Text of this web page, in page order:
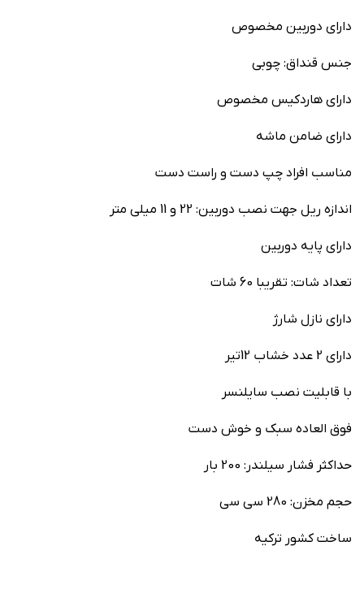
دارای دوربین مخصوص
جنس قنداق: چوبی
دارای هاردکیس مخصوص
دارای ضامن ماشه
مناسب افراد چپ دست و راست دست
اندازه ریل جهت نصب دوربین: 22 و 11 میلی متر
دارای پایه دوربین
تعداد شات: تقریبا 60 شات
دارای نازل شارژ
دارای 2 عدد خشاب 12تیر
با قابلیت نصب سایلنسر
فوق العاده سبک و خوش دست
حداکثر فشار سیلندر: 200 بار
حجم مخزن: 280 سی سی
ساخت کشور ترکیه